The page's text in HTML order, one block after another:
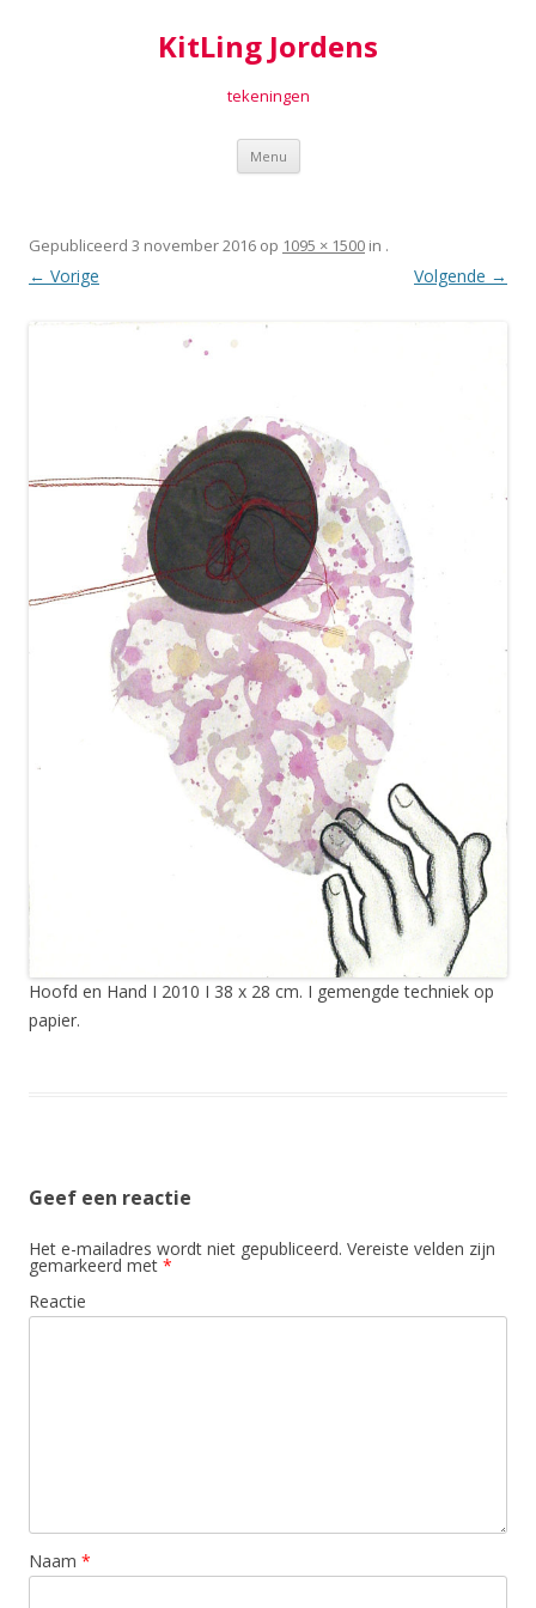
KitLing Jordens
tekeningen
Menu Spring
inhoud
Gepubliceerd 3 november 2016 op 1095 × 1500 in .
← Vorige Volgende →
Hoofd en Hand I 2010 I 38 x 28 cm. I gemengde techniek op
papier.
Geef een reactie
Het e-mailadres wordt niet gepubliceerd. Vereiste velden zijn
gemarkeerd met *
Reactie
Naam *